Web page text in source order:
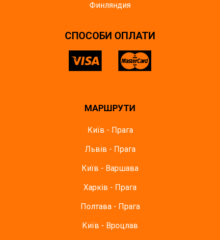
Финляндия
СПОСОБИ ОПЛАТИ
МАРШРУТИ
Київ - Прага
Львів - Прага
Київ - Варшава
Харків - Прага
Полтава - Прага
Київ - Вроцлав